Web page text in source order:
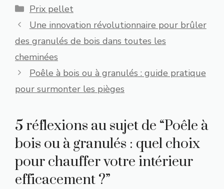
Catégories
Prix pellet
Une innovation révolutionnaire pour brûler
des granulés de bois dans toutes les
cheminées
Poêle à bois ou à granulés : guide pratique
pour surmonter les pièges
5 réflexions au sujet de “Poêle à
bois ou à granulés : quel choix
pour chauffer votre intérieur
efficacement ?”